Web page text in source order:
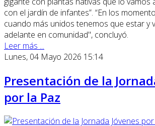
con el jardín de infantes”. “En los
cuando más unidos tenemos que estar y
adelante en comunidad", concluyó.
Leer más ...
Lunes, 04 Mayo 2026 15:14
Presentación de la
por la Paz